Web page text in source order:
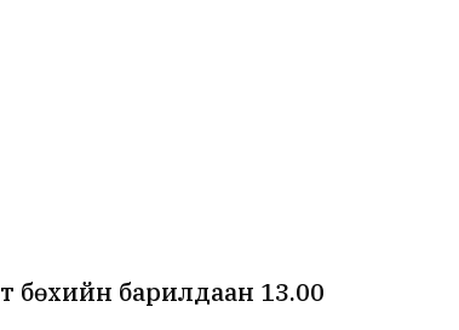
бөхийн барилдаан 13.00